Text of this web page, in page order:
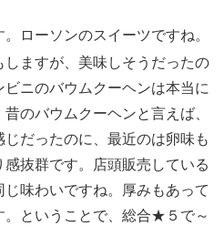
。ローソンのスイーツですね。
ますが、美味しそうだったの
ニのバウムクーヘンは本当に
のバウムクーヘンと言えば、
だったのに、最近のは卵味も
抜群です。店頭販売している
味わいですね。厚みもあって
。ということで、総合★５で～